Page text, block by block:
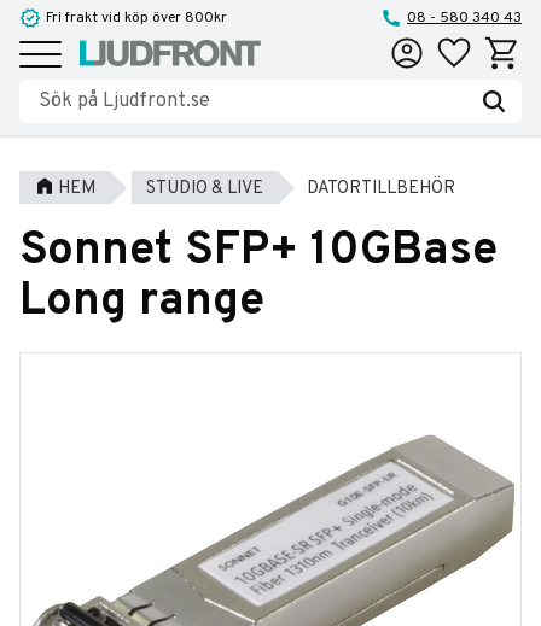
Meny
Fri frakt vid köp över 800kr 08 - 580 340 43
Favoriter
HEM STUDIO & LIVE DATORTILLBEHÖR
Sonnet SFP+ 10GBase
Long range